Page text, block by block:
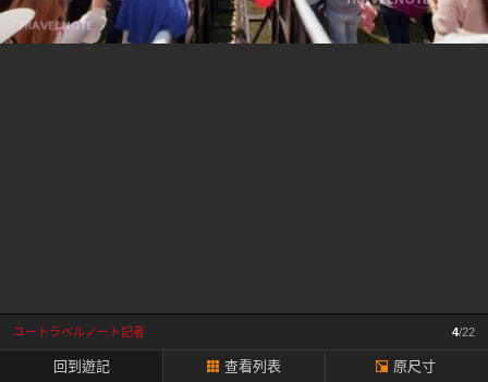
ユートラベルノート記者 4/22
回到遊記 查看列表 原尺寸